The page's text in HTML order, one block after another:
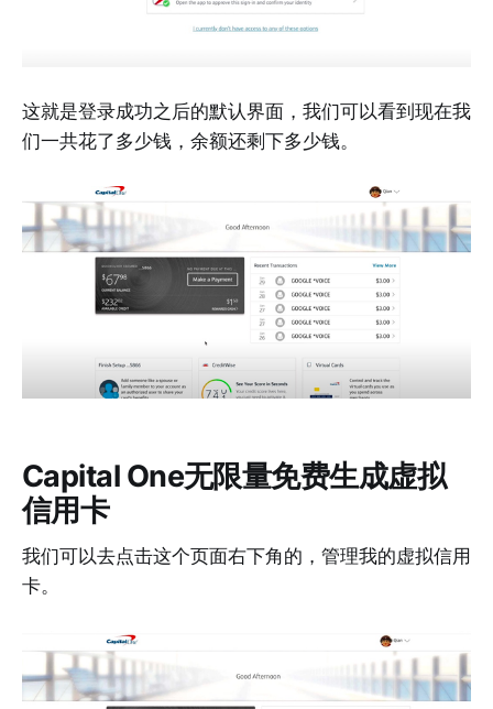
这就是登录成功之后的默认界面，我们可以看到现在我
们一共花了多少钱，余额还剩下多少钱。
Capital One无限量免费生成虚拟
信用卡
我们可以去点击这个页面右下角的，管理我的虚拟信用
卡。